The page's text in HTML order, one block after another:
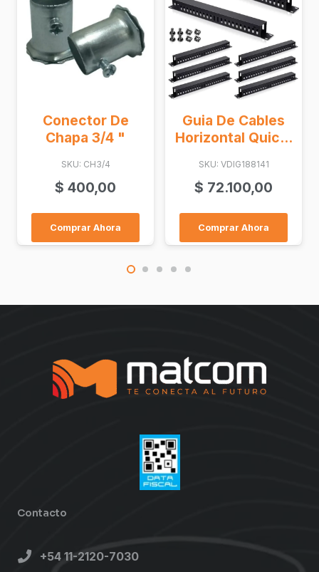
Guia De Cables
Horizontal Quic...
SKU: VDIG188141
$72.100,00
Comprar Ahora
Face
Plat.rj/Luc/Abie.fplab
$ 4.600,00
Comprar Ahora
Contacto
+54 11-2120-7030